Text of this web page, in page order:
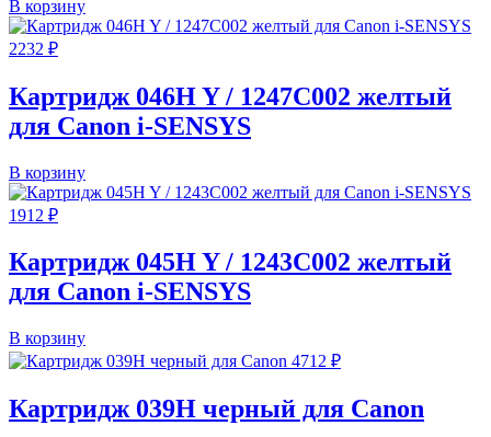
В корзину
2232 ₽
Картридж 046H Y / 1247C002 желтый
для Canon i-SENSYS
В корзину
1912 ₽
Картридж 045H Y / 1243C002 желтый
для Canon i-SENSYS
В корзину
4712 ₽
Картридж 039H черный для Canon